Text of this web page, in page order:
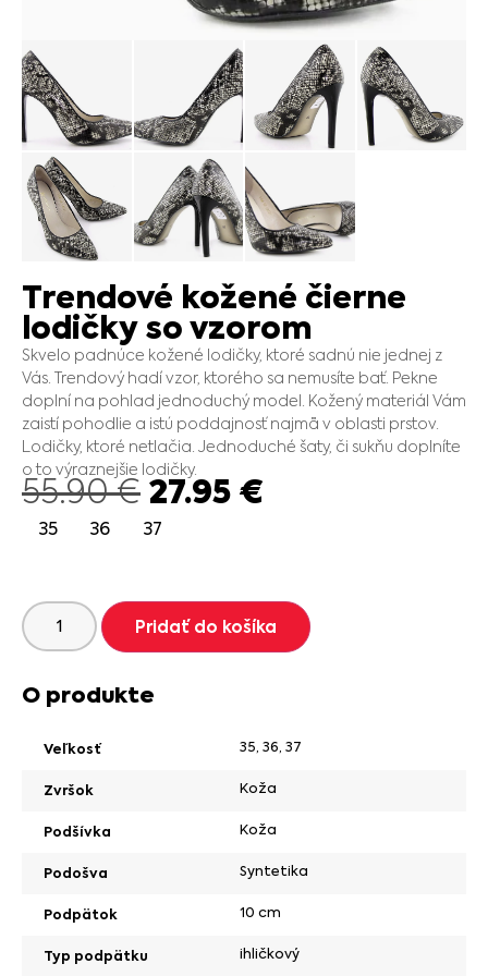
Trendové kožené čierne
lodičky so vzorom
Skvelo padnúce kožené lodičky, ktoré sadnú nie jednej z
Vás. Trendový hadí vzor, ktorého sa nemusíte bať. Pekne
doplní na pohlad jednoduchý model. Kožený materiál Vám
zaistí pohodlie a istú poddajnosť najmä v oblasti prstov.
Lodičky, ktoré netlačia. Jednoduché šaty, či sukňu doplníte
o to výraznejšie lodičky.
55.90€ 27.95€
35 36 37
Pridať do košíka
O produkte
Veľkosť 35, 36, 37
Zvršok Koža
Podšívka Koža
Podošva Syntetika
Podpätok 10 cm
Typ podpätku ihličkový